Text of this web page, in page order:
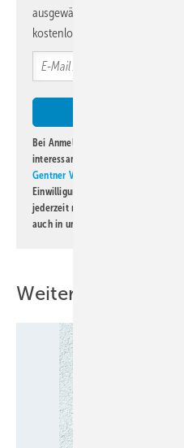
ausgewählte Informationen und
kostenlos direkt ins Postfach.
Bei Anmeldung zu diesem
interessante Verlags- und Online-
Gentner Verlag GmbH & Co. KG
Einwilligung kann ich jederzeit
jederzeit möglich. Informationen
auch in unserer
Weitere Inhalte